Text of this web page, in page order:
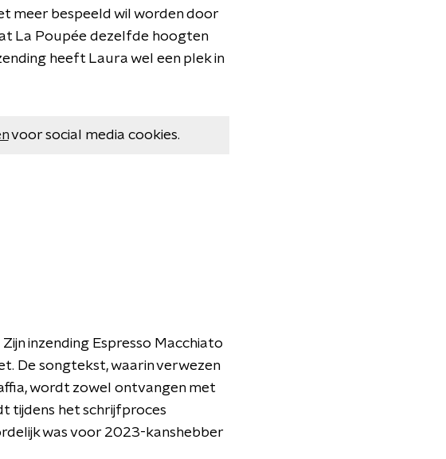
meer bespeeld wil worden door
La Poupée dezelfde hoogten
heeft Laura wel een plek in
voor social media cookies.
inzending Espresso Macchiato
De songtekst, waarin verwezen
wordt zowel ontvangen met
tijdens het schrijfproces
was voor 2023-kanshebber